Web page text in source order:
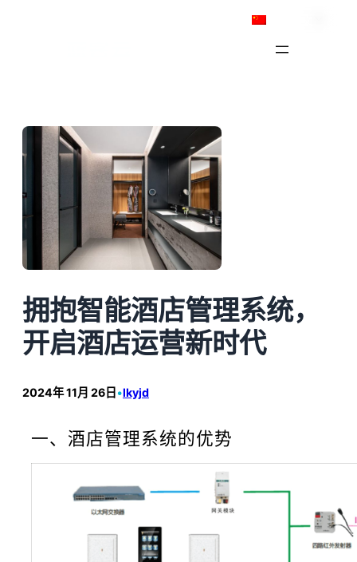
拥抱智能酒店管理系统，
开启酒店运营新时代
2024年 11月 26日 •lkyjd
一、酒店管理系统的优势